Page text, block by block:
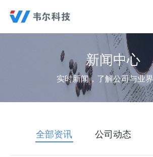
新闻中心
实时新闻，了解公司与业
全部资讯 公司动态